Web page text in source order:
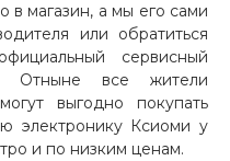
в магазин, а мы его сами
или обратиться
сервисный
Отныне все жители
выгодно покупать
электронику Ксиоми у
и по низким ценам.